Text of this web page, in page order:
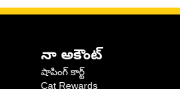
నా అకౌంట్
షాపింగ్ కార్ట్